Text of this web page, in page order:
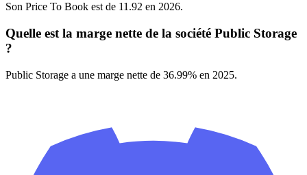
Son Price To Book est de 11.92 en 2026.
Quelle est la marge nette de la société Public Storage
?
Public Storage a une marge nette de 36.99% en 2025.